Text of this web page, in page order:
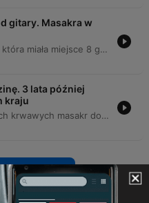
gitary. Masakra w
Odcinek opisuje brutalną masakrę, która miała miejsce 8 grudnia 2001 roku w klubie RSA w Panmure, Nowa Zelandia. Sprawcą był William Dwayne Bell, młody recydywista z ponad setką wyroków, który dokonał ataku z motywacji zemsty oraz chęci kradzieży pieniędzy po swoim zwolnieniu z pracy w tym miejscu. Podczas ataku Bell zastrzelił trzy osoby i dotkliwie ranił czwartą, używając strzelby nie tylko do strzałów, ale także jako narzędzia tortur. Zbrodnia ta wstrząsnęła Nową Zelandią, doprowadziła do zaostrzenia prawa dotyczącego zwolnień warunkowych i zakończyła się wyrokiem dożywocia dla sprawcy.
3 lata później
kraju
Odcinek przedstawia historię dwóch krwawych masakr dokonanych przez tę samą osobę: Adrogo, syna Urwinio, znanego później jako William Unek. Pierwsza zbrodnia miała miejsce w 1954 roku w Kongu Belgijskim, gdzie sprawca wymordował 20 członków swojej rodziny z powodu rzekomego sabotażu jego małżeństwa przez magię i klątwy. Po ucieczce do Tanganyki, mężczyzna przyjął nową tożsamość i wstąpił do policji, by w 195łych latach dokonać serii brutalnych ataków w Malampace, w których zginęło kilkadziesiąt osób. Narracja śledzi drogę ucieczki mordercy, proces identyfikacji jego prawdziwej tożsamości przez dawnego sąsiada oraz dramatyczne okoliczności jego pojmania podczas obławy. Dokumentacja obejmuje szczegóły dotyczące motywów, przebiegu ataków na funkcjonariuszy oraz tragiczny bilans ofiar, łącząc te wydarzenia z późniejszymi masowymi strzelaninami w historii świata.